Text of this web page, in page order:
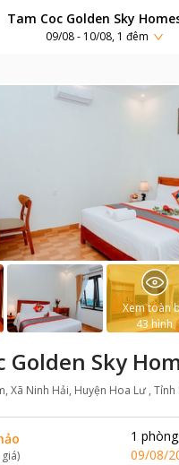
Tam Coc Golden Sky
09/08 - 10/08, 1 đêm
Golden Sky
Xã Ninh Hải, Huyện Hoa Lư , Tỉnh
)
1 phòng
09/08/
Xem toàn
43 hình